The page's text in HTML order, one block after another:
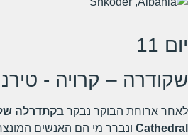
יום 11
שקודרה – קרויה -
לאחר ארוחת הבוקר נבקר בקתדרלה
Cathedral ונברר מי הם האנשים